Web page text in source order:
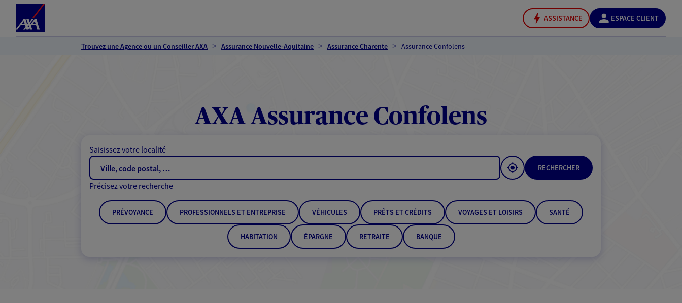
ASSISTANCE ESPACE CLIENT
Trouvez une Agence ou un Conseiller AXA Assurance Nouvelle-Aquitaine Assurance Charente Assurance Confolens
AXA Assurance Confolens
Saisissez votre localité
RECHERCHER
Précisez votre recherche
PRÉVOYANCE PROFESSIONNELS ET ENTREPRISE VÉHICULES PRÊTS ET CRÉDITS VOYAGES ET LOISIRS SANTÉ
HABITATION ÉPARGNE RETRAITE BANQUE